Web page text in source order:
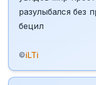
разулыбался без
бецил
©iLTi